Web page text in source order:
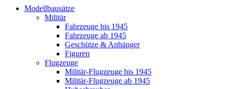
Modellbausätze
Militär
Fahrzeuge bis 1945
Fahrzeuge ab 1945
Geschütze & Anhänger
Figuren
Flugzeuge
Militär-Flugzeuge bis 1945
Militär-Flugzeuge ab 1945